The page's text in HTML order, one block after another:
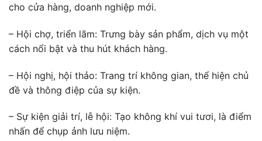
cho cửa hàng, doanh nghiệp mới.
– Hội chợ, triển lãm: Trưng bày sản phẩm, dịch vụ một
cách nổi bật và thu hút khách hàng.
– Hội nghị, hội thảo: Trang trí không gian, thể hiện chủ
đề và thông điệp của sự kiện.
– Sự kiện giải trí, lễ hội: Tạo không khí vui tươi, là điểm
nhấn để chụp ảnh lưu niệm.